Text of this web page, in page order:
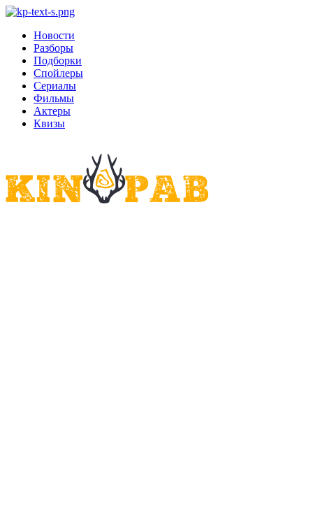
Новости
Разборы
Подборки
Спойлеры
Сериалы
Фильмы
Актеры
Квизы